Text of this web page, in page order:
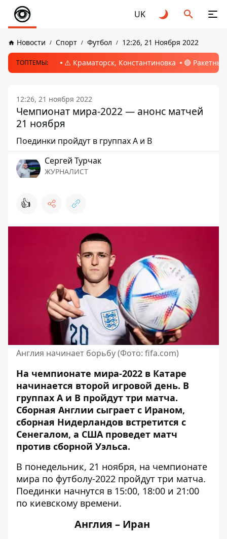
UK
Новости Спорт Футбол 12:26, 21 Ноября 2022
ТОПТЕМЫ: ⚠️ Краматорск, Константиновка 🔴
12:26, 21 ноября 2022
Чемпионат мира-2022 — анонс матчей
21 ноября
Поединки пройдут в группах А и В
Сергей Турчак
ЖУРНАЛИСТ
👍
Англия начинает борьбу (Фото: fifa.com)
На чемпионате мира-2022 в Катаре
начинается второй игровой день. В
группах А и В пройдут три матча.
Сборная Англии сыграет с Ираном,
сборная Нидерландов встретится с
Сенегалом, а США проведет матч
против сборной Уэльса.
В понедельник, 21 ноября, на чемпионате
мира по футболу-2022 пройдут три матча.
Поединки начнутся в 15:00, 18:00 и 21:00
по киевскому времени.
Англия – Иран